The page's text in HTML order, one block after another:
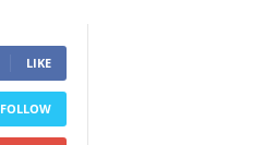
LIKE
FOLLOW